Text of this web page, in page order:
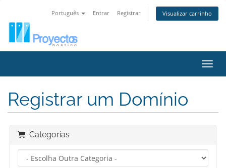
Português Entrar Registrar Visualizar carrinho
Registrar um Domínio
Categorias